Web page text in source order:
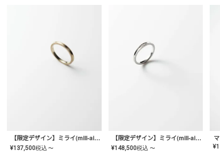
【限定デザイン】ミライ(mill-ai)リング
¥137,500税込 〜
【限定デザイン】ミライ(mill-ai)リング
¥148,500税込 〜 ¥